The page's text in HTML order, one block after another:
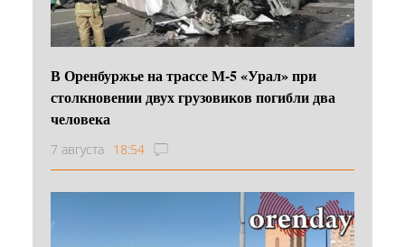
В Оренбуржье на трассе М-5 «Урал» при
столкновении двух грузовиков погибли два
человека
7 августа 18:54